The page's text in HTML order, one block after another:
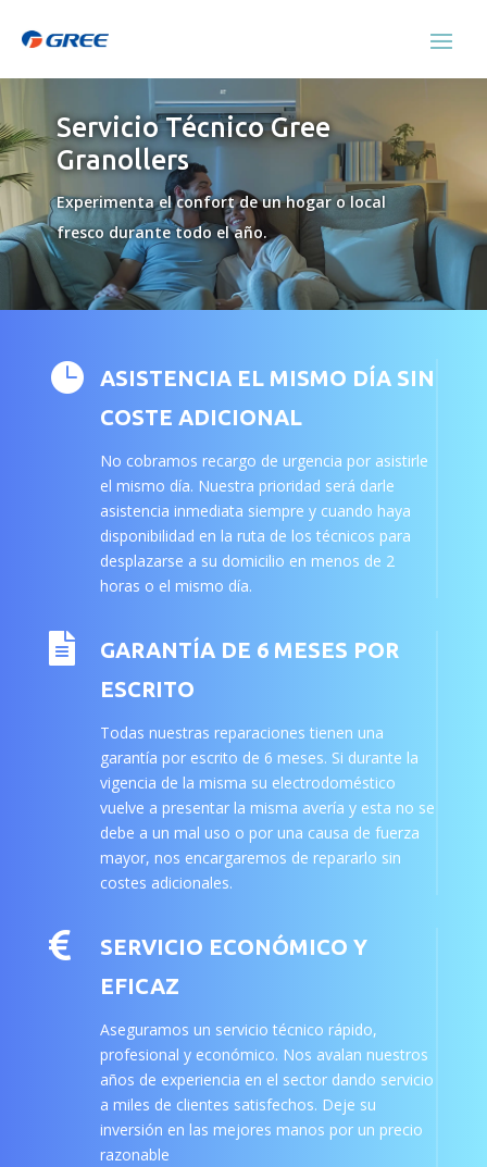
Servicio Técnico Gree
Granollers
Experimenta el confort de un hogar o local
fresco durante todo el año.

ASISTENCIA EL MISMO DÍA SIN
COSTE ADICIONAL
No cobramos recargo de urgencia por asistirle
el mismo día. Nuestra prioridad será darle
asistencia inmediata siempre y cuando haya
disponibilidad en la ruta de los técnicos para
desplazarse a su domicilio en menos de 2
horas o el mismo día.

GARANTÍA DE 6 MESES POR
ESCRITO
Todas nuestras reparaciones tienen una
garantía por escrito de 6 meses. Si durante la
vigencia de la misma su electrodoméstico
vuelve a presentar la misma avería y esta no se
debe a un mal uso o por una causa de fuerza
mayor, nos encargaremos de repararlo sin
costes adicionales.

SERVICIO ECONÓMICO Y
EFICAZ
Aseguramos un servicio técnico rápido,
profesional y económico. Nos avalan nuestros
años de experiencia en el sector dando servicio
a miles de clientes satisfechos. Deje su
inversión en las mejores manos por un precio
razonable